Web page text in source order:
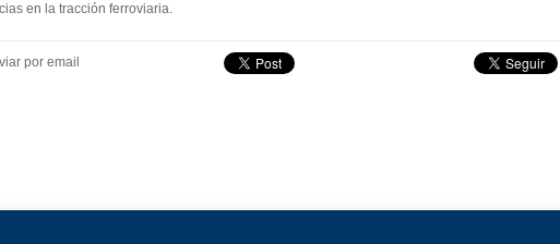
en la tracción ferroviaria.
por email